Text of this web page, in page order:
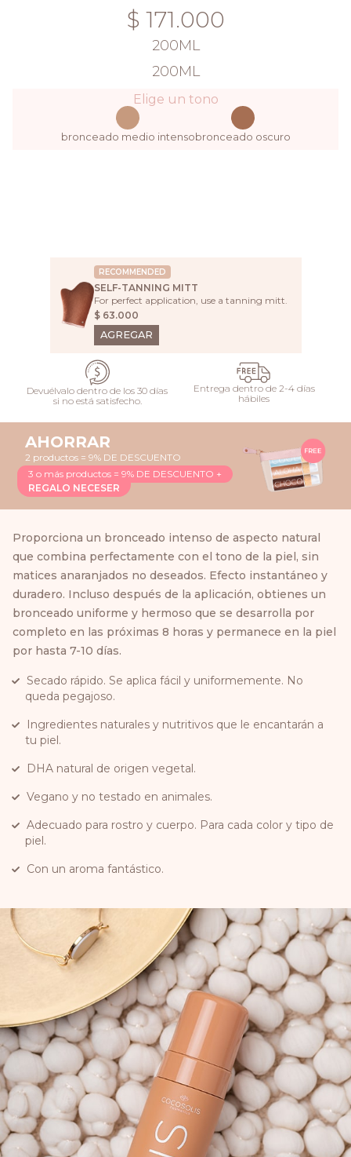
$ 171.000
200ML
200ML
Elige un tono
bronceado medio intensobronceado oscuro
RECOMMENDED
SELF-TANNING MITT
For perfect application, use a tanning mitt.
$63.000
AGREGAR
Devuélvalo dentro de los 30 días
si no está satisfecho.
Entrega dentro de 2-4 días
hábiles
AHORRAR
2 productos = 9% DE DESCUENTO
3 o más productos = 9% DE DESCUENTO +
REGALO NECESER
Proporciona un bronceado intenso de aspecto natural
que combina perfectamente con el tono de la piel, sin
matices anaranjados no deseados. Efecto instantáneo y
duradero. Incluso después de la aplicación, obtienes un
bronceado uniforme y hermoso que se desarrolla por
completo en las próximas 8 horas y permanece en la piel
por hasta 7-10 días.
Secado rápido. Se aplica fácil y uniformemente. No
queda pegajoso.
Ingredientes naturales y nutritivos que le encantarán a
tu piel.
DHA natural de origen vegetal.
Vegano y no testado en animales.
Adecuado para rostro y cuerpo. Para cada color y tipo de
piel.
Con un aroma fantástico.